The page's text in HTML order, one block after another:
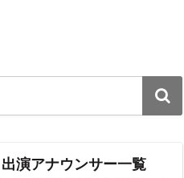
演アナウンサー一覧